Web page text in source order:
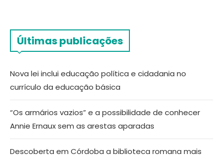
Últimas publicações
Nova lei inclui educação política e cidadania no
currículo da educação básica
“Os armários vazios” e a possibilidade de conhecer
Annie Ernaux sem as arestas aparadas
Descoberta em Córdoba a biblioteca romana mais